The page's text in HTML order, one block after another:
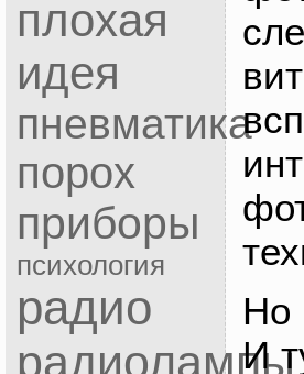
плохая
идея
пневматика
порох
приборы
психология
радио
радиолампы
Но
И